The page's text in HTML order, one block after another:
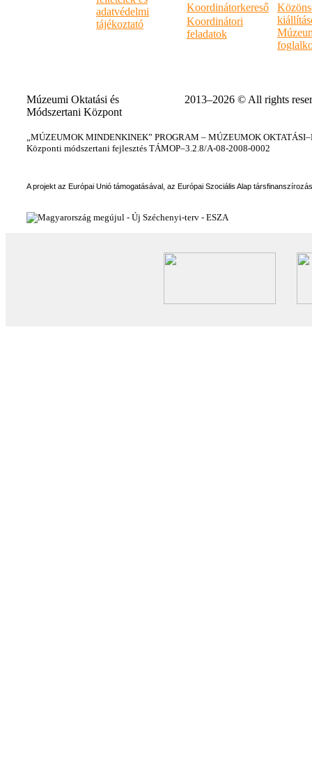
adatvédelmi
tájékoztató
Koordinátorkereső
Koordinátori
feladatok
Múzeumi Oktatási és
Módszertani Központ
2013–2026 © All rights
„MÚZEUMOK MINDENKINEK” PROGRAM – MÚZEUMOK
Központi módszertani fejlesztés TÁMOP–3.2.8/A-08-2008-0002
A projekt az Európai Unió támogatásával, az Európai Szociális Alap